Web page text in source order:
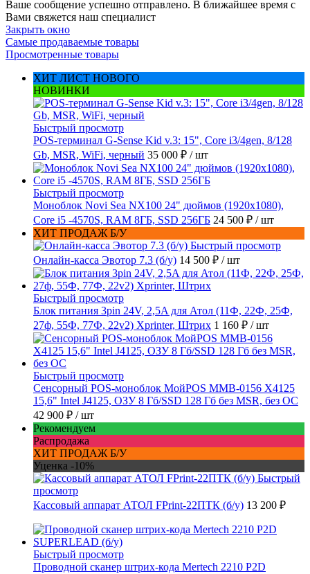
Ваше сообщение успешно отправлено. В ближайшее время с
Вами свяжется наш специалист
Закрыть окно
Самые продаваемые товары
Просмотренные товары
ХИТ ЛИСТ НОВОГО
НОВИНКИ
Быстрый просмотр
POS-терминал G-Sense Kid v.3: 15", Core i3/4gen, 8/128
Gb, MSR, WiFi, черный 35 000 ₽ / шт
Быстрый просмотр
Моноблок Novi Sea NX100 24" дюймов (1920x1080),
Core i5 -4570S, RAM 8ГБ, SSD 256ГБ 24 500 ₽ / шт
ХИТ ПРОДАЖ Б/У
Быстрый просмотр
Онлайн-касса Эвотор 7.3 (б/у) 14 500 ₽ / шт
Быстрый просмотр
Блок питания 3pin 24V, 2,5A для Атол (11Ф, 22Ф, 25Ф,
27ф, 55Ф, 77Ф, 22v2) Xprinter, Штрих 1 160 ₽ / шт
Быстрый просмотр
Сенсорный POS-моноблок МойPOS MMB-0156 X4125
15,6" Intel J4125, ОЗУ 8 Гб/SSD 128 Гб без MSR, без ОС
42 900 ₽ / шт
Рекомендуем
Распродажа
ХИТ ПРОДАЖ Б/У
Уценка -10%
Быстрый
просмотр
Кассовый аппарат АТОЛ FPrint-22ПТК (б/у) 13 200 ₽
Быстрый просмотр
Проводной сканер штрих-кода Mertech 2210 P2D